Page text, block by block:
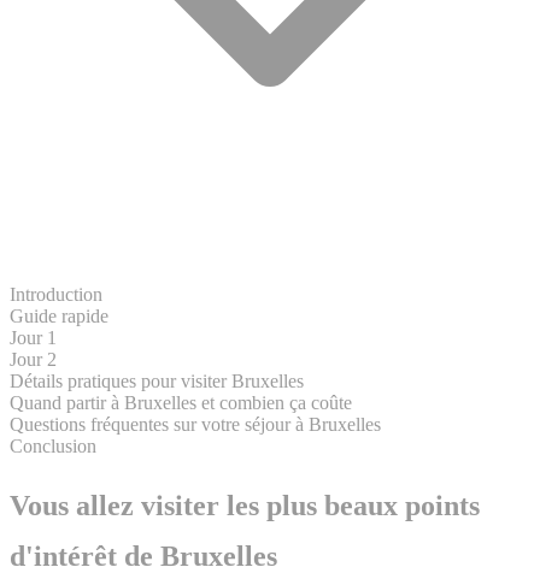
Introduction
Guide rapide
Jour 1
Jour 2
Détails pratiques pour visiter Bruxelles
Quand partir à Bruxelles et combien ça coûte
Questions fréquentes sur votre séjour à Bruxelles
Conclusion
Vous allez visiter les plus beaux points
d'intérêt de Bruxelles